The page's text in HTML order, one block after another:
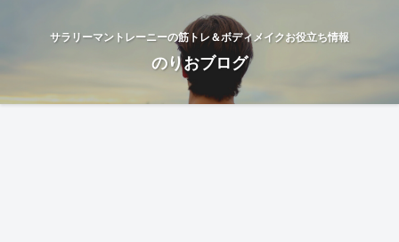
サラリーマントレーニーの筋トレ＆ボディメイクお役立ち情報
のりおブログ